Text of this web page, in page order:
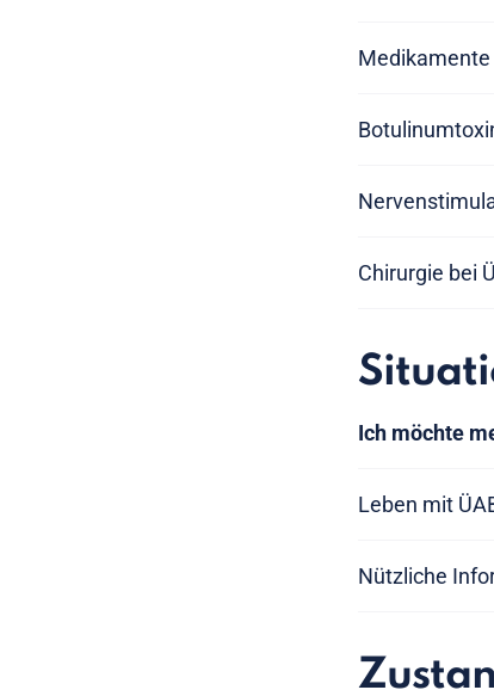
Medikamente
Chirurgie bei
Ich möchte
Leben mit
Nützliche